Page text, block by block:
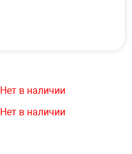
Нет в наличии
Нет в наличии